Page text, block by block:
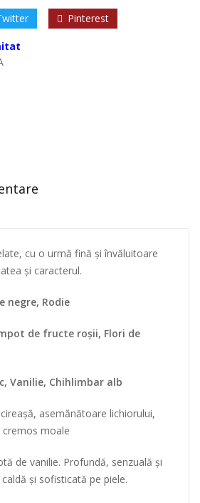
Pinterest
cu o urmă fină și învăluitoare
și caracterul.
negre, Rodie
de fructe roșii, Flori de
Vanilie, Chihlimbar alb
asemănătoare lichiorului,
moale
de vanilie. Profundă, senzuală și
și sofisticată pe piele.